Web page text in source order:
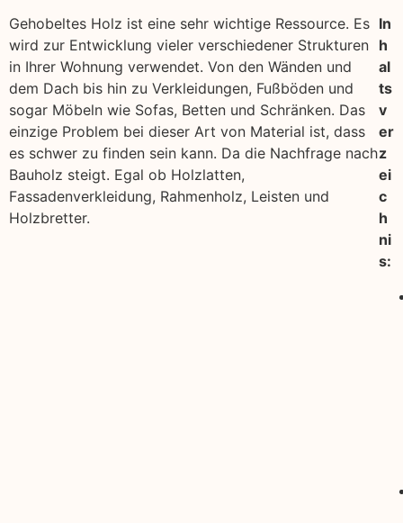
Gehobeltes Holz ist eine sehr wichtige Ressource. Es
wird zur Entwicklung vieler verschiedener Strukturen
in Ihrer Wohnung verwendet. Von den Wänden und
dem Dach bis hin zu Verkleidungen, Fußböden und
sogar Möbeln wie Sofas, Betten und Schränken. Das
einzige Problem bei dieser Art von Material ist, dass
es schwer zu finden sein kann. Da die Nachfrage nach
Bauholz steigt. Egal ob Holzlatten,
Fassadenverkleidung, Rahmenholz, Leisten und
Holzbretter.
In
h
al
ts
v
er
z
ei
c
h
ni
s: